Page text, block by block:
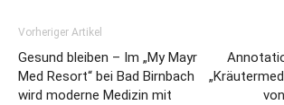
Vorheriger Artikel
Gesund bleiben – Im „My Mayr
Med Resort“ bei Bad Birnbach
wird moderne Medizin mit